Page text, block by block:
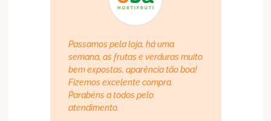
Passamos pela loja, há uma
semana, as frutas e verduras muito
bem expostas, aparência tão boa!
Fizemos excelente compra.
Parabéns a todos pelo
atendimento.